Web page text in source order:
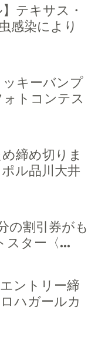
テキサス・
感染により
ッキーバンプ
トコンテス
締め切りま
ル品川大井
の割引券がも
スター〈...
ントリー締
ハガールカ